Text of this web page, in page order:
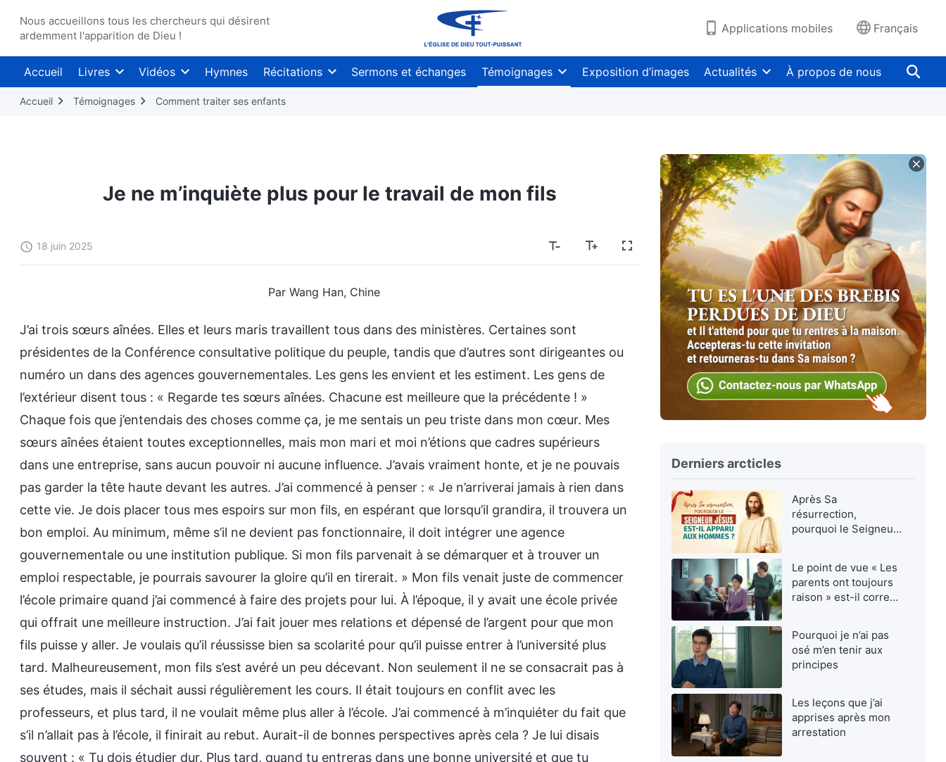
Nous accueillons tous les chercheurs qui désirent
ardemment l'apparition de Dieu !
Applications mobiles Français
Accueil Livres Vidéos Hymnes Récitations Sermons et échanges Témoignages Exposition d’images Actualités À propos de nous
Accueil Témoignages Comment traiter ses enfants
Je ne m’inquiète plus pour le travail de mon fils
18 juin 2025
Par Wang Han, Chine
J’ai trois sœurs aînées. Elles et leurs maris travaillent tous dans des ministères. Certaines sont
présidentes de la Conférence consultative politique du peuple, tandis que d’autres sont dirigeantes ou
numéro un dans des agences gouvernementales. Les gens les envient et les estiment. Les gens de
l’extérieur disent tous : « Regarde tes sœurs aînées. Chacune est meilleure que la précédente ! »
Chaque fois que j’entendais des choses comme ça, je me sentais un peu triste dans mon cœur. Mes
sœurs aînées étaient toutes exceptionnelles, mais mon mari et moi n’étions que cadres supérieurs
dans une entreprise, sans aucun pouvoir ni aucune influence. J’avais vraiment honte, et je ne pouvais
pas garder la tête haute devant les autres. J’ai commencé à penser : « Je n’arriverai jamais à rien dans
cette vie. Je dois placer tous mes espoirs sur mon fils, en espérant que lorsqu’il grandira, il trouvera un
bon emploi. Au minimum, même s’il ne devient pas fonctionnaire, il doit intégrer une agence
gouvernementale ou une institution publique. Si mon fils parvenait à se démarquer et à trouver un
emploi respectable, je pourrais savourer la gloire qu’il en tirerait. » Mon fils venait juste de commencer
l’école primaire quand j’ai commencé à faire des projets pour lui. À l’époque, il y avait une école privée
qui offrait une meilleure instruction. J’ai fait jouer mes relations et dépensé de l’argent pour que mon
fils puisse y aller. Je voulais qu’il réussisse bien sa scolarité pour qu’il puisse entrer à l’université plus
tard. Malheureusement, mon fils s’est avéré un peu décevant. Non seulement il ne se consacrait pas à
ses études, mais il séchait aussi régulièrement les cours. Il était toujours en conflit avec les
professeurs, et plus tard, il ne voulait même plus aller à l’école. J’ai commencé à m’inquiéter du fait que
s’il n’allait pas à l’école, il finirait au rebut. Aurait-il de bonnes perspectives après cela ? Je lui disais
souvent : « Tu dois étudier dur. Plus tard, quand tu entreras dans une bonne université et que tu
Derniers arcticles
Après Sa
résurrection,
pourquoi le Seigneur
Le point de vue « Les
parents ont toujours
raison » est-il correct
Pourquoi je n’ai pas
osé m’en tenir aux
principes
Les leçons que j’ai
apprises après mon
arrestation